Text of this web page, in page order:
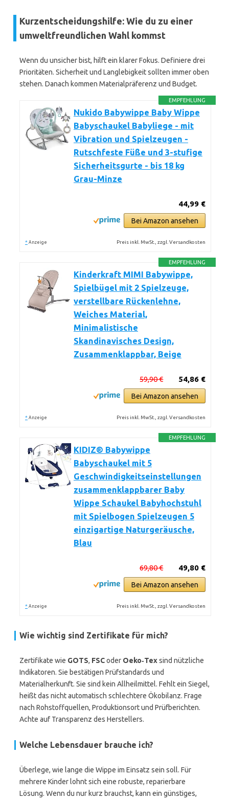
Kurzentscheidungshilfe: Wie du zu einer
umweltfreundlichen Wahl kommst
Wenn du unsicher bist, hilft ein klarer Fokus. Definiere drei
Prioritäten. Sicherheit und Langlebigkeit sollten immer oben
stehen. Danach kommen Materialpräferenz und Budget.
EMPFEHLUNG
Nukido Babywippe Baby Wippe
Babyschaukel Babyliege - mit
Vibration und Spielzeugen -
Rutschfeste Füße und 3-stufige
Sicherheitsgurte - bis 18 kg
Grau-Minze
44,99 €
Bei Amazon ansehen
* Anzeige Preis inkl. MwSt., zzgl. Versandkosten
EMPFEHLUNG
Kinderkraft MIMI Babywippe,
Spielbügel mit 2 Spielzeuge,
verstellbare Rückenlehne,
Weiches Material,
Minimalistische
Skandinavisches Design,
Zusammenklappbar, Beige
54,86 €
59,90 €
Bei Amazon ansehen
* Anzeige Preis inkl. MwSt., zzgl. Versandkosten
EMPFEHLUNG
KIDIZ® Babywippe
Babyschaukel mit 5
Geschwindigkeitseinstellungen
zusammenklappbarer Baby
Wippe Schaukel Babyhochstuhl
mit Spielbogen Spielzeugen 5
einzigartige Naturgeräusche,
Blau
49,80 €
69,80 €
Bei Amazon ansehen
* Anzeige Preis inkl. MwSt., zzgl. Versandkosten
Wie wichtig sind Zertifikate für mich?
Zertifikate wie GOTS, FSCoder Oeko‑Texsind nützliche
Indikatoren. Sie bestätigen Prüfstandards und
Materialherkunft. Sie sind kein Allheilmittel. Fehlt ein Siegel,
heißt das nicht automatisch schlechtere Ökobilanz. Frage
nach Rohstoffquellen, Produktionsort und Prüfberichten.
Achte auf Transparenz des Herstellers.
Welche Lebensdauer brauche ich?
Überlege, wie lange die Wippe im Einsatz sein soll. Für
mehrere Kinder lohnt sich eine robuste, reparierbare
Lösung. Wenn du nur kurz brauchst, kann ein günstiges,